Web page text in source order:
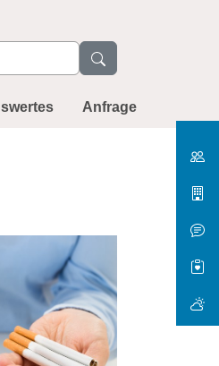
Anfrage